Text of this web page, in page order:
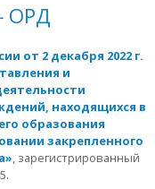
ОРД
от 2 декабря 2022 г.
и
находящихся в
образования
закрепленного
, зарегистрированный